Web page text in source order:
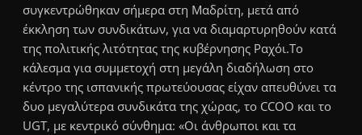
συγκεντρώθηκαν σήμερα στη Μαδρίτη, μετά από
έκκληση των συνδικάτων, για να διαμαρτυρηθούν κατά
της πολιτικής λιτότητας της κυβέρνησης Ραχόι.Το
κάλεσμα για συμμετοχή στη μεγάλη διαδήλωση στο
κέντρο της ισπανικής πρωτεύουσας είχαν απευθύνει τα
δυο μεγαλύτερα συνδικάτα της χώρας, το CCOO και το
UGT, με κεντρικό σύνθημα: «Οι άνθρωποι και τα